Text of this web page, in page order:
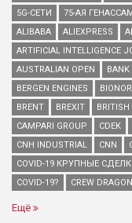
5G-СЕТИ
75-АЯ
ALIBABA
ALIEXPRESS
ARTIFICIAL INTELLIGENCE
AUSTRALIAN OPEN
BANK
BERGEN ENGINES
BRENT
BREXIT BRITISH
CAMPARI GROUP
CDEK
CNH INDUSTRIAL
CNN
COVID-19 КРУПНЫЕ
COVID-19?
CREW DRAGON
Ещё